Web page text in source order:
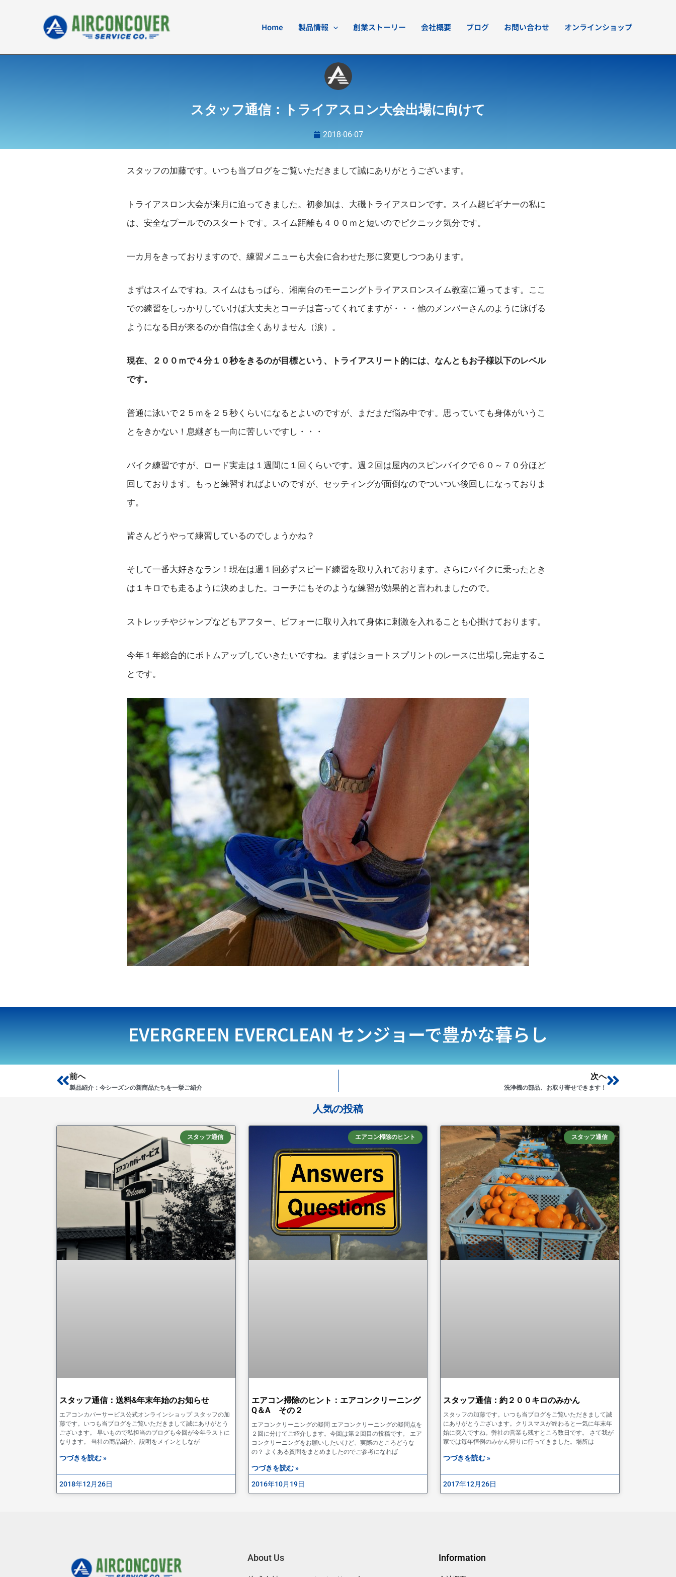
キ
Home 製品情報 創業ストーリー 会社概要 ブログ お問い合わせ オンラインショップ
スタッフ通信：トライアスロン大会出場に向けて
2018-06-07
スタッフの加藤です。いつも当ブログをご覧いただきまして誠にありがとうございます。
トライアスロン大会が来月に迫ってきました。初参加は、大磯トライアスロンです。スイム超ビギナーの私に
は、安全なプールでのスタートです。スイム距離も４００ｍと短いのでピクニック気分です。
一カ月をきっておりますので、練習メニューも大会に合わせた形に変更しつつあります。
まずはスイムですね。スイムはもっぱら、湘南台のモーニングトライアスロンスイム教室に通ってます。ここ
での練習をしっかりしていけば大丈夫とコーチは言ってくれてますが・・・他のメンバーさんのように泳げる
ようになる日が来るのか自信は全くありません（涙）。
現在、２００ｍで４分１０秒をきるのが目標という、トライアスリート的には、なんともお子様以下のレベル
です。
普通に泳いで２５ｍを２５秒くらいになるとよいのですが、まだまだ悩み中です。思っていても身体がいうこ
とをきかない！息継ぎも一向に苦しいですし・・・
バイク練習ですが、ロード実走は１週間に１回くらいです。週２回は屋内のスピンバイクで６０～７０分ほど
回しております。もっと練習すればよいのですが、セッティングが面倒なのでついつい後回しになっておりま
す。
皆さんどうやって練習しているのでしょうかね？
そして一番大好きなラン！現在は週１回必ずスピード練習を取り入れております。さらにバイクに乗ったとき
は１キロでも走るように決めました。コーチにもそのような練習が効果的と言われましたので。
ストレッチやジャンプなどもアフター、ビフォーに取り入れて身体に刺激を入れることも心掛けております。
今年１年総合的にボトムアップしていきたいですね。まずはショートスプリントのレースに出場し完走するこ
とです。
EVERGREEN EVERCLEANセンジョーで豊かな暮らし
Prev
前へ
製品紹介：今シーズンの新商品たちを一挙ご紹介
次へ
洗浄機の部品、お取り寄せできます！ Next
人気の投稿
スタッフ通信
スタッフ通信：送料&年末年始のお知らせ
エアコンカバーサービス公式オンラインショップ スタッフの加
藤です。いつも当ブログをご覧いただきまして誠にありがとう
ございます。 早いもので私担当のブログも今回が今年ラストに
なります。 当社の商品紹介、説明をメインとしなが
つづきを読む »
2018年12月26日
エアコン掃除のヒント
エアコン掃除のヒント：エアコンクリーニング
Q＆A その２
エアコンクリーニングの疑問 エアコンクリーニングの疑問点を
２回に分けてご紹介します。今回は第２回目の投稿です。 エア
コンクリーニングをお願いしたいけど、実際のところどうな
の？ よくある質問をまとめましたのでご参考になれば
つづきを読む »
2016年10月19日
スタッフ通信
スタッフ通信：約２００キロのみかん
スタッフの加藤です。いつも当ブログをご覧いただきまして誠
にありがとうございます。クリスマスが終わると一気に年末年
始に突入ですね。弊社の営業も残すところ数日です。 さて我が
家では毎年恒例のみかん狩りに行ってきました。場所は
つづきを読む »
2017年12月26日
About Us Information